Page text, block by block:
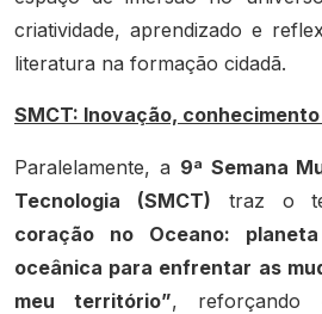
criatividade, aprendizado e
literatura na formação cidadã.
SMCT: Inovação,
Paralelamente, a 9ª Semana
Tecnologia (SMCT) traz o
coração no Oceano:
oceânica para enfrentar as
meu território”, reforçando